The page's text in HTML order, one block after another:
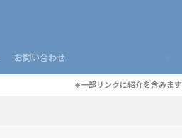
お問い合わせ
※一部リンクに紹介を含みます